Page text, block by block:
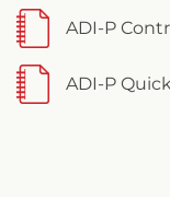
ADI-P
ADI-P